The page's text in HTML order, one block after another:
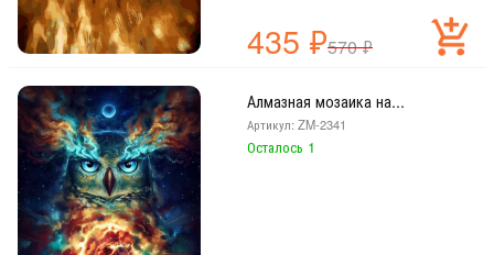
435 ₽570₽
Алмазная мозаика на...
Артикул: ZM-2341
Осталось 1